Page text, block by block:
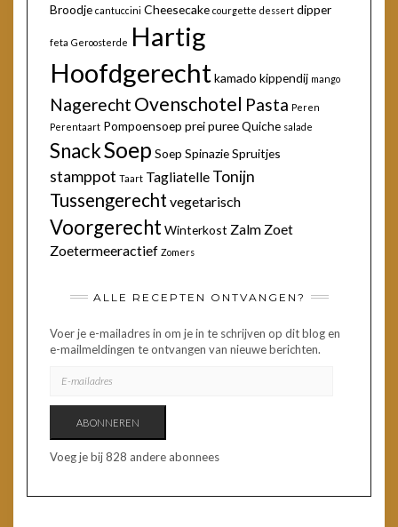
Broodje cantuccini Cheesecake courgette dessert dipper
feta Geroosterde Hartig
Hoofdgerecht kamado kippendij mango
Nagerecht Ovenschotel Pasta Peren
Perentaart Pompoensoep preipureeQuiche salade
SnackSoep Soep SpinazieSpruitjes
stamppot Taart Tagliatelle Tonijn
Tussengerecht vegetarisch
VoorgerechtWinterkost Zalm Zoet
Zoetermeeractief Zomers
ALLE RECEPTEN ONTVANGEN?
Voer je e-mailadres in om je in te schrijven op dit blog en
e-mailmeldingen te ontvangen van nieuwe berichten.
MAILADRES
ABONNEREN
Voeg je bij 828 andere abonnees